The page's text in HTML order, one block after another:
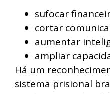
sufocar
cortar
aumentar
ampliar
Há um
sistema prisional